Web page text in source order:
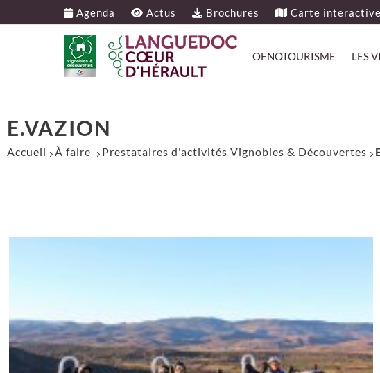
E.VAZION
Accueil À faire Prestataires d'activités Vignobles & Découvertes
Agenda Actus Brochures Carte interactive
OENOTOURISME LES